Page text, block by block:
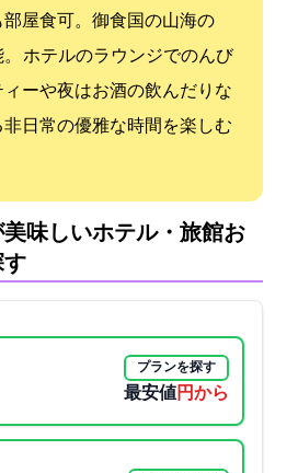
屋食可。御食国の山海の
ホテルのラウンジでのんび
ーや夜はお酒の飲んだりな
日常の優雅な時間を楽しむ
味しいホテル・旅館:お
す
プランを探す
最安値9900円から